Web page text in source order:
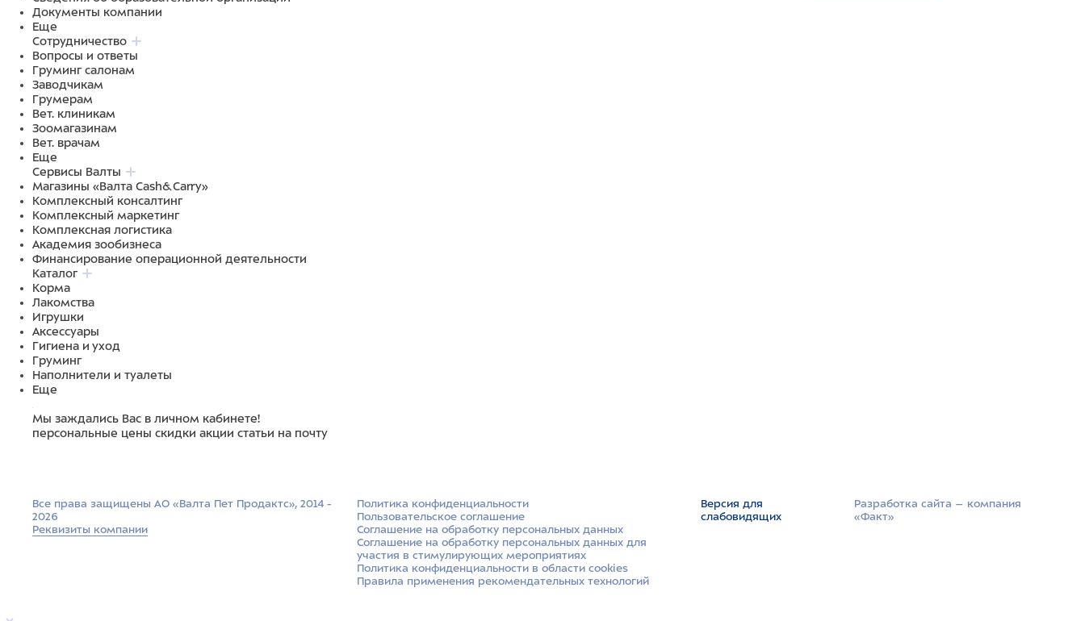
Документы компании
Еще
Сотрудничество
Вопросы и ответы
Груминг салонам
Заводчикам
Грумерам
Вет. клиникам
Зоомагазинам
Вет. врачам
Еще
Сервисы Валты
Магазины «Валта Cash&Carry»
Комплексный консалтинг
Комплексный маркетинг
Комплексная логистика
Академия зообизнеса
Финансирование операционной деятельности
Каталог
Корма
Лакомства
Игрушки
Аксессуары
Гигиена и уход
Груминг
Наполнители и туалеты
Еще
Мы заждались Вас в личном кабинете!
персональные цены скидки акции статьи на почту
Все права защищены АО «Валта Пет Продактс», 2014 -
2026
Реквизиты компании
Политика конфиденциальности
Пользовательское соглашение
Соглашение на обработку персональных данных
Соглашение на обработку персональных данных для
участия в стимулирующих мероприятиях
Политика конфиденциальности в области cookies
Правила применения рекомендательных технологий
Версия для
слабовидящих
Разработка сайта –­ компания
«Факт»